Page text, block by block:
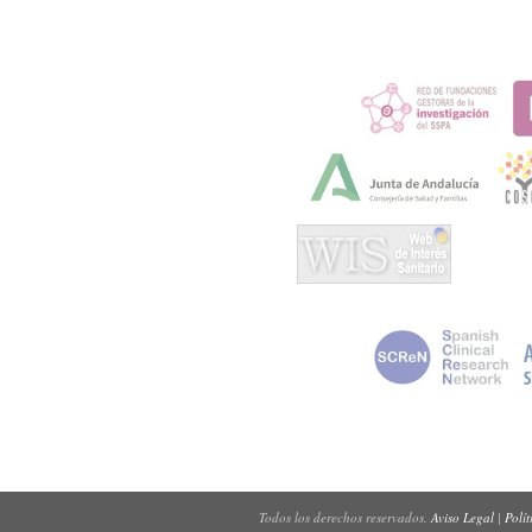
Todos los derechos reservados.Aviso Legal|